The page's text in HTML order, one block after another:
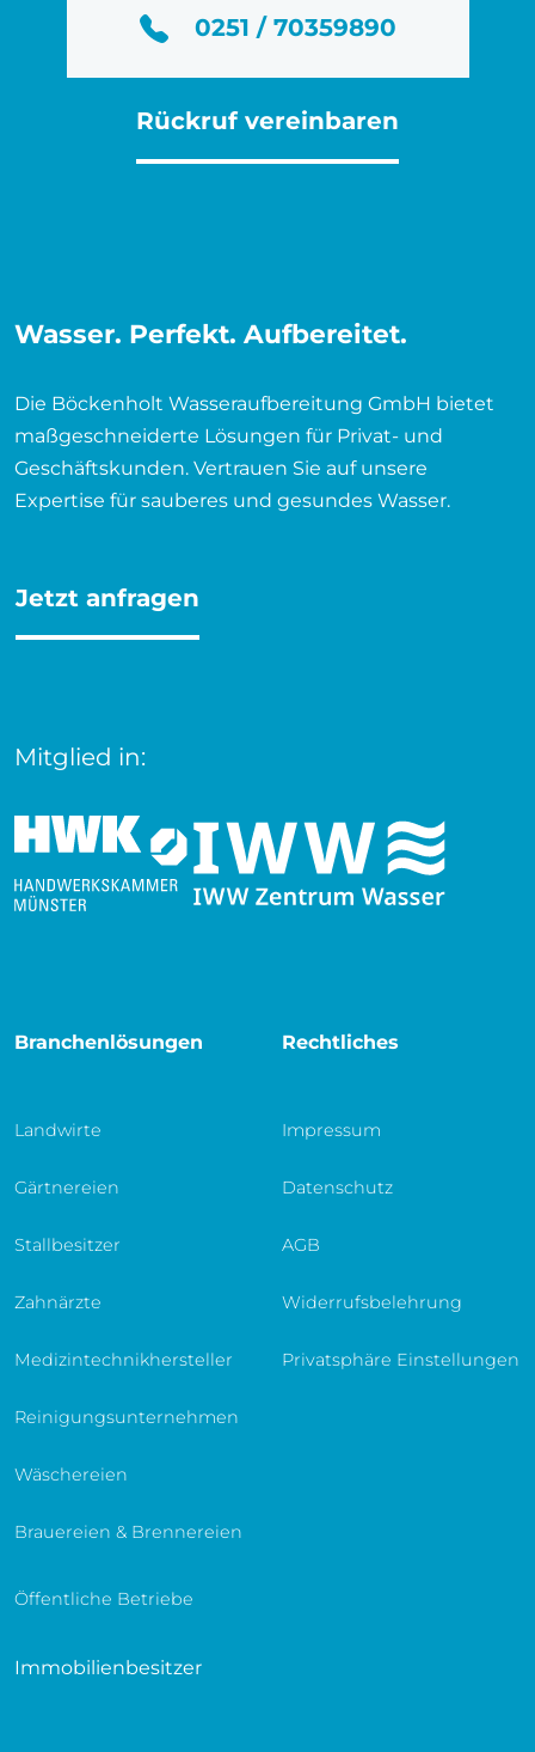
0251 / 70359890
Rückruf vereinbaren
Wasser. Perfekt. Aufbereitet.
Die Böckenholt Wasseraufbereitung GmbH bietet
maßgeschneiderte Lösungen für Privat- und
Geschäftskunden. Vertrauen Sie auf unsere
Expertise für sauberes und gesundes Wasser.
Jetzt anfragen
Mitglied in:
Branchenlösungen
Landwirte
Gärtnereien
Stallbesitzer
Zahnärzte
Medizintechnikhersteller
Reinigungsunternehmen
Wäschereien
Brauereien & Brennereien
Öffentliche Betriebe
Immobilienbesitzer
Rechtliches
Impressum
Datenschutz
AGB
Widerrufsbelehrung
Privatsphäre Einstellungen